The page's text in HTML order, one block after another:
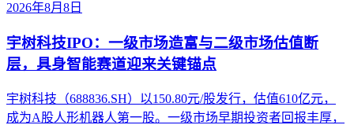
2026年8月8日
宇树科技IPO：一级市场造富与二级市场估值断
层，具身智能赛道迎来关键锚点
宇树科技（688836.SH）以150.80元/股发行，估值610亿元，
成为A股人形机器人第一股。一级市场早期投资者回报丰厚，